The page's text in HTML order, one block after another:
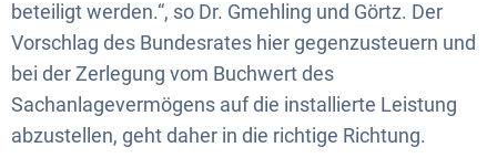
beteiligt werden.“, so Dr. Gmehling und Görtz. Der
Vorschlag des Bundesrates hier gegenzusteuern und
bei der Zerlegung vom Buchwert des
Sachanlagevermögens auf die installierte Leistung
abzustellen, geht daher in die richtige Richtung.